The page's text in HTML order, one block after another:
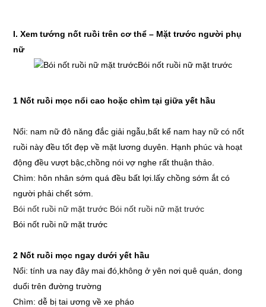
I. Xem tướng nốt ruồi trên cơ thể – Mặt trước người phụ
nữ
1 Nốt ruồi mọc nổi cao hoặc chìm tại giữa yết hầu
Nổi: nam nữ đô năng đắc giải ngẫu,bất kể nam hay nữ có nốt
ruồi này đều tốt đẹp về mặt lương duyên. Hạnh phúc và hoạt
động đều vượt bậc,chồng nói vợ nghe rất thuận thảo.
Chìm: hôn nhân sớm quá đều bất lợi.lấy chồng sớm ắt có
người phải chết sớm.
Bói nốt ruồi nữ mặt trước Bói nốt ruồi nữ mặt trước
Bói nốt ruồi nữ mặt trước
2 Nốt ruồi mọc ngay dưới yết hầu
Nổi: tính ưa nay đây mai đó,không ở yên nơi quê quán, dong
duổi trên đường trường
Chìm: dễ bị tai ương về xe pháo